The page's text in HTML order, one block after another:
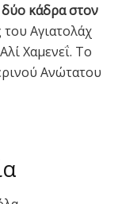
δύο κάδρα στον
Αγιατολάχ
Χαμενεΐ. Το
Ανώτατου